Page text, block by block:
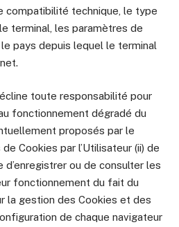
compatibilité technique, le type
terminal, les paramètres de
pays depuis lequel le terminal
toute responsabilité pour
fonctionnement dégradé du
proposés par le
Cookies par l’Utilisateur (ii) de
d’enregistrer ou de consulter les
fonctionnement du fait du
la gestion des Cookies et des
de chaque navigateur